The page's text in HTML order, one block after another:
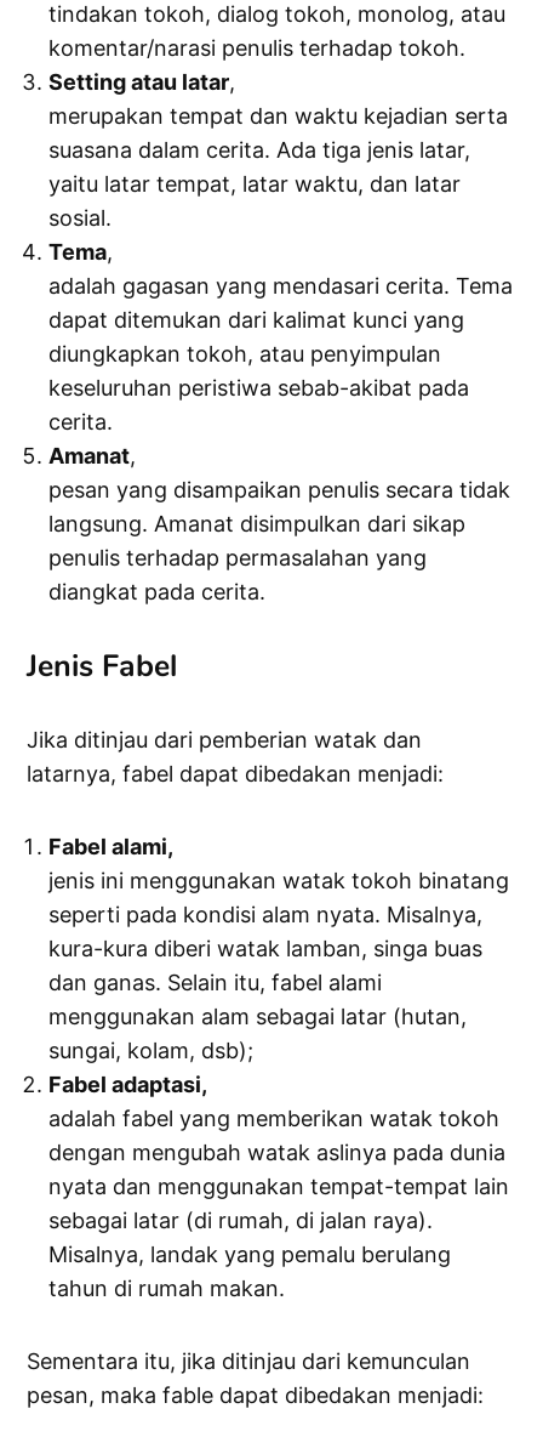
tindakan tokoh, dialog tokoh, monolog, atau
komentar/narasi penulis terhadap tokoh.
Setting atau latar,
merupakan tempat dan waktu kejadian serta
suasana dalam cerita. Ada tiga jenis latar,
yaitu latar tempat, latar waktu, dan latar
sosial.
Tema,
adalah gagasan yang mendasari cerita. Tema
dapat ditemukan dari kalimat kunci yang
diungkapkan tokoh, atau penyimpulan
keseluruhan peristiwa sebab-akibat pada
cerita.
Amanat,
pesan yang disampaikan penulis secara tidak
langsung. Amanat disimpulkan dari sikap
penulis terhadap permasalahan yang
diangkat pada cerita.
Jenis Fabel
Jika ditinjau dari pemberian watak dan
latarnya, fabel dapat dibedakan menjadi:
Fabel alami,
jenis ini menggunakan watak tokoh binatang
seperti pada kondisi alam nyata. Misalnya,
kura-kura diberi watak lamban, singa buas
dan ganas. Selain itu, fabel alami
menggunakan alam sebagai latar (hutan,
sungai, kolam, dsb);
Fabel adaptasi,
adalah fabel yang memberikan watak tokoh
dengan mengubah watak aslinya pada dunia
nyata dan menggunakan tempat-tempat lain
sebagai latar (di rumah, di jalan raya).
Misalnya, landak yang pemalu berulang
tahun di rumah makan.
Sementara itu, jika ditinjau dari kemunculan
pesan, maka fable dapat dibedakan menjadi: